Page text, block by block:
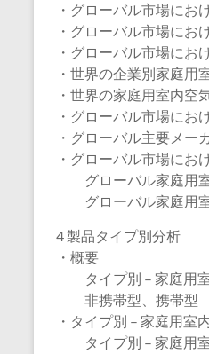
・グローバル市場にお
・グローバル市場にお
・グローバル市場にお
・世界の企業別家庭用
・世界の家庭用室内空
・グローバル市場に
・グローバル主要メー
・グローバル市場にお
グローバル家庭用室
グローバル家庭用室
4 製品タイプ別分析
・概要
タイプ別 – 家庭用室
非携帯型、携帯型
・タイプ別 – 家庭用室
タイプ別 – 家庭用室